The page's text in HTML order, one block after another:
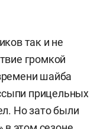
так и не
громкой
шайба
прицельных
Но зато были